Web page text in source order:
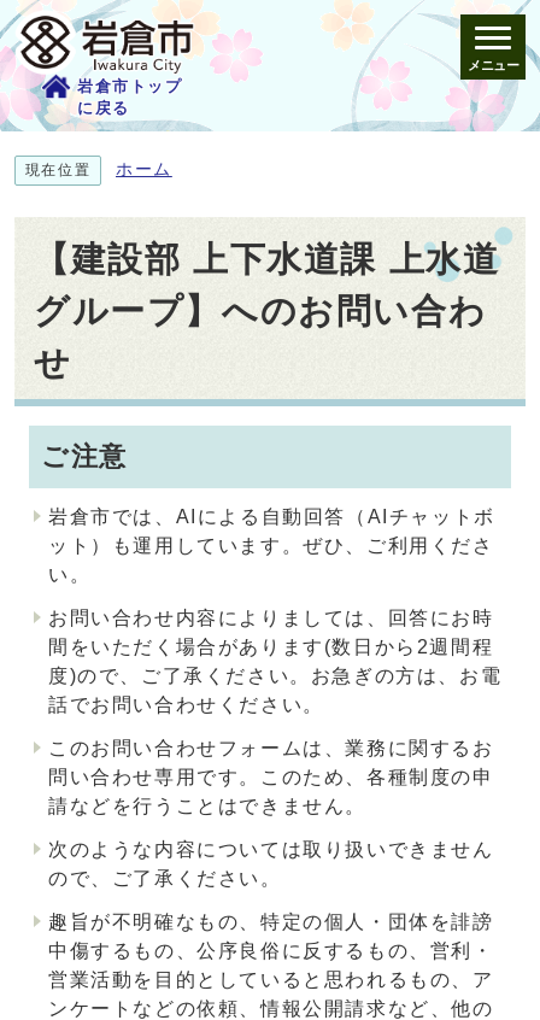
岩倉市トップ
に戻る
メニュー
現在位置 ホーム
【建設部 上下水道課 上水道
グループ】へのお問い合わ
せ
ご注意
岩倉市では、AIによる自動回答（AIチャットボ
ット）も運用しています。ぜひ、ご利用くださ
い。
お問い合わせ内容によりましては、回答にお時
間をいただく場合があります(数日から2週間程
度)ので、ご了承ください。お急ぎの方は、お電
話でお問い合わせください。
このお問い合わせフォームは、業務に関するお
問い合わせ専用です。このため、各種制度の申
請などを行うことはできません。
次のような内容については取り扱いできません
ので、ご了承ください。
趣旨が不明確なもの、特定の個人・団体を誹謗
中傷するもの、公序良俗に反するもの、営利・
営業活動を目的としていると思われるもの、ア
ンケートなどの依頼、情報公開請求など、他の